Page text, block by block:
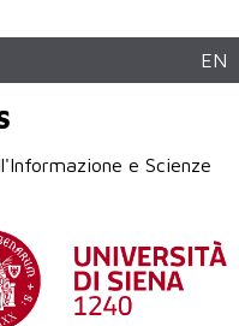
EN
e Scienze